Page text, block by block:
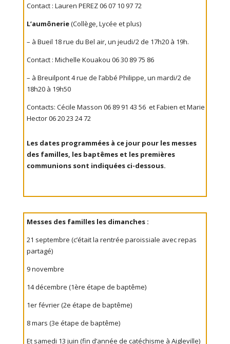
Contact : Lauren PEREZ 06 07 10 97 72
L’aumônerie(Collège, Lycée et plus)
– à Bueil 18 rue du Bel air, un jeudi/2 de 17h20 à 19h.
Contact : Michelle Kouakou 06 30 89 75 86
– à Breuilpont 4 rue de l’abbé Philippe, un mardi/2 de
18h20 à 19h50
Contacts: Cécile Masson 06 89 91 43 56 et Fabien et Marie
Hector 06 20 23 24 72
Les dates programmées à ce jour pour les messes
des familles, les baptêmes et les premières
communions sont indiquées ci-dessous.
Messes des familles les dimanches :
21 septembre (c’était la rentrée paroissiale avec repas
partagé)
9 novembre
14 décembre (1ère étape de baptême)
1er février (2e étape de baptême)
8 mars (3e étape de baptême)
Et samedi 13 juin (fin d’année de catéchisme à Aigleville)